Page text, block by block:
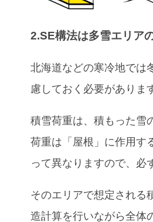
2.SE構法は多雪エリア
北海道などの寒冷地では
慮しておく必要がありま
積雪荷重は、積もった雪
荷重は「屋根」に作用す
って異なりますので、必
そのエリアで想定される
造計算を行いながら全体